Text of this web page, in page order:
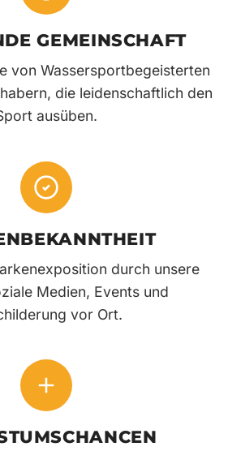
GEMEINSCHAFT
von Wassersportbegeisterten
die leidenschaftlich den
ausüben.
durch unsere
Medien, Events und
vor Ort.